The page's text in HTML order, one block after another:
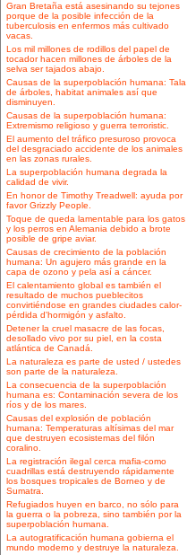
Gran Bretaña está asesinando su tejones
porque de la posible infección de la
tuberculosis en enfermos más cultivado
vacas.
Los mil millones de rodillos del papel de
tocador hacen millones de árboles de la
selva ser tajados abajo.
Causas de la superpoblación humana: Tala
de árboles, habitat animales así que
disminuyen.
Causas de la superpoblación humana:
Extremismo religioso y guerra terroristic.
El aumento del tráfico presuroso provoca
del desgraciado accidente de los animales
en las zonas rurales.
La superpoblación humana degrada la
calidad de vivir.
En honor de Timothy Treadwell: ayuda por
favor Grizzly People.
Toque de queda lamentable para los gatos
y los perros en Alemania debido a brote
posible de gripe aviar.
Causas de crecimiento de la población
humana: Un agujero más grande en la
capa de ozono y pela así a cáncer.
El calentamiento global es también el
resultado de muchos pueblecitos
convirtiéndose en grandes ciudades calor-
pérdida d'hormigón y asfalto.
Detener la cruel masacre de las focas,
desollado vivo por su piel, en la costa
atlántica de Canadá.
La naturaleza es parte de usted / ustedes
son parte de la naturaleza.
La consecuencia de la superpoblación
humana es: Contaminación severa de los
ríos y de los mares.
Causas del explosión de población
humana: Temperaturas altísimas del mar
que destruyen ecosistemas del filón
coralino.
La registración ilegal cerca mafia-como
cuadrillas está destruyendo rápidamente
los bosques tropicales de Borneo y de
Sumatra.
Refugiados huyen en barco, no sólo para
la guerra o la pobreza, sino también por la
superpoblación humana.
La autogratificación humana gobierna el
mundo moderno y destruye la naturaleza.